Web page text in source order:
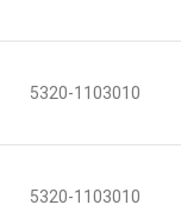
5320-1103010
5320-1103010